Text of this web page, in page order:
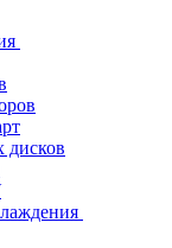
дисков